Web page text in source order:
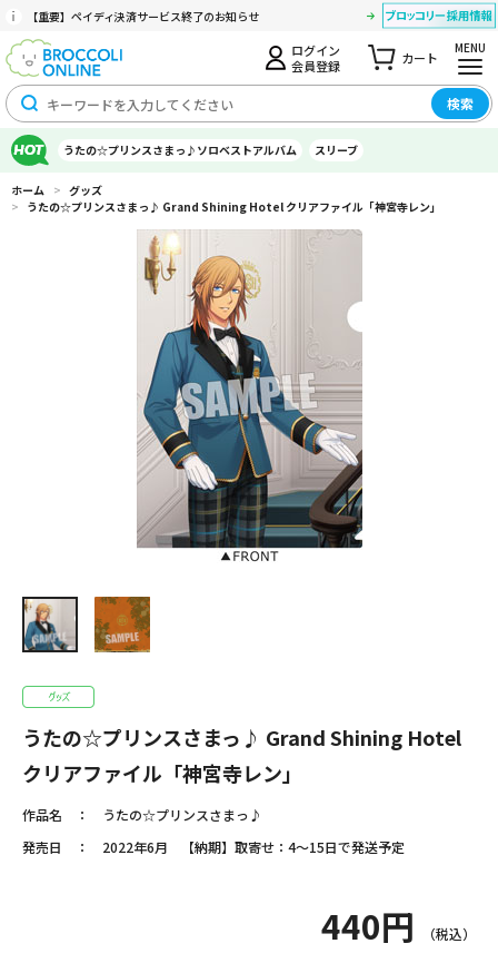
【重要】ペイディ決済サービス終了のお知らせ
ログイン
会員登録
カート
MENU
検索
うたの☆プリンスさまっ♪ソロベストアルバム スリーブ
ホーム > グッズ
> うたの☆プリンスさまっ♪ Grand Shining Hotel クリアファイル「神宮寺レン」
うたの☆プリンスさまっ♪ Grand Shining Hotel
クリアファイル「神宮寺レン」
作品名
うたの☆プリンスさまっ♪
発売日
2022年6月 【納期】取寄せ：4～15日で発送予定
440円